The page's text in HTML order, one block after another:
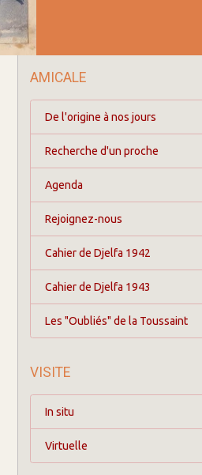
AMICALE
De l'origine à nos jours
Recherche d'un proche
Agenda
Rejoignez-nous
Cahier de Djelfa 1942
Cahier de Djelfa 1943
Les "Oubliés" de la Toussaint
VISITE
In situ
Virtuelle